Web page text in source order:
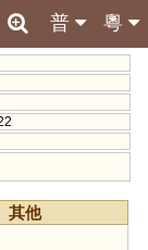
粵
普
其他